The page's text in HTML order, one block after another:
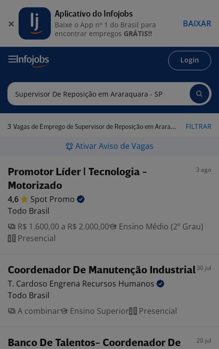
Login
3 Vagas de Emprego de Supervisor de Reposição em Araraquara - SP FILTRAR
Ativar Aviso de Vagas
Promotor Líder | Tecnologia -
Motorizado
3 ago
4,6 Spot Promo
Todo Brasil
R$ 1.600,00 a R$ 2.000,00
Ensino Médio (2º Grau)
Presencial
Coordenador De Manutenção Industrial30 jul
T. Cardoso Engrena Recursos Humanos
Todo Brasil
A combinar
Ensino Superior Presencial
Banco De Talentos- Coordenador De
20 jul
Aplicativo do Infojobs
Baixe o App nº 1 do Brasil para
encontrar empregos GRÁTIS!!
BAIXAR